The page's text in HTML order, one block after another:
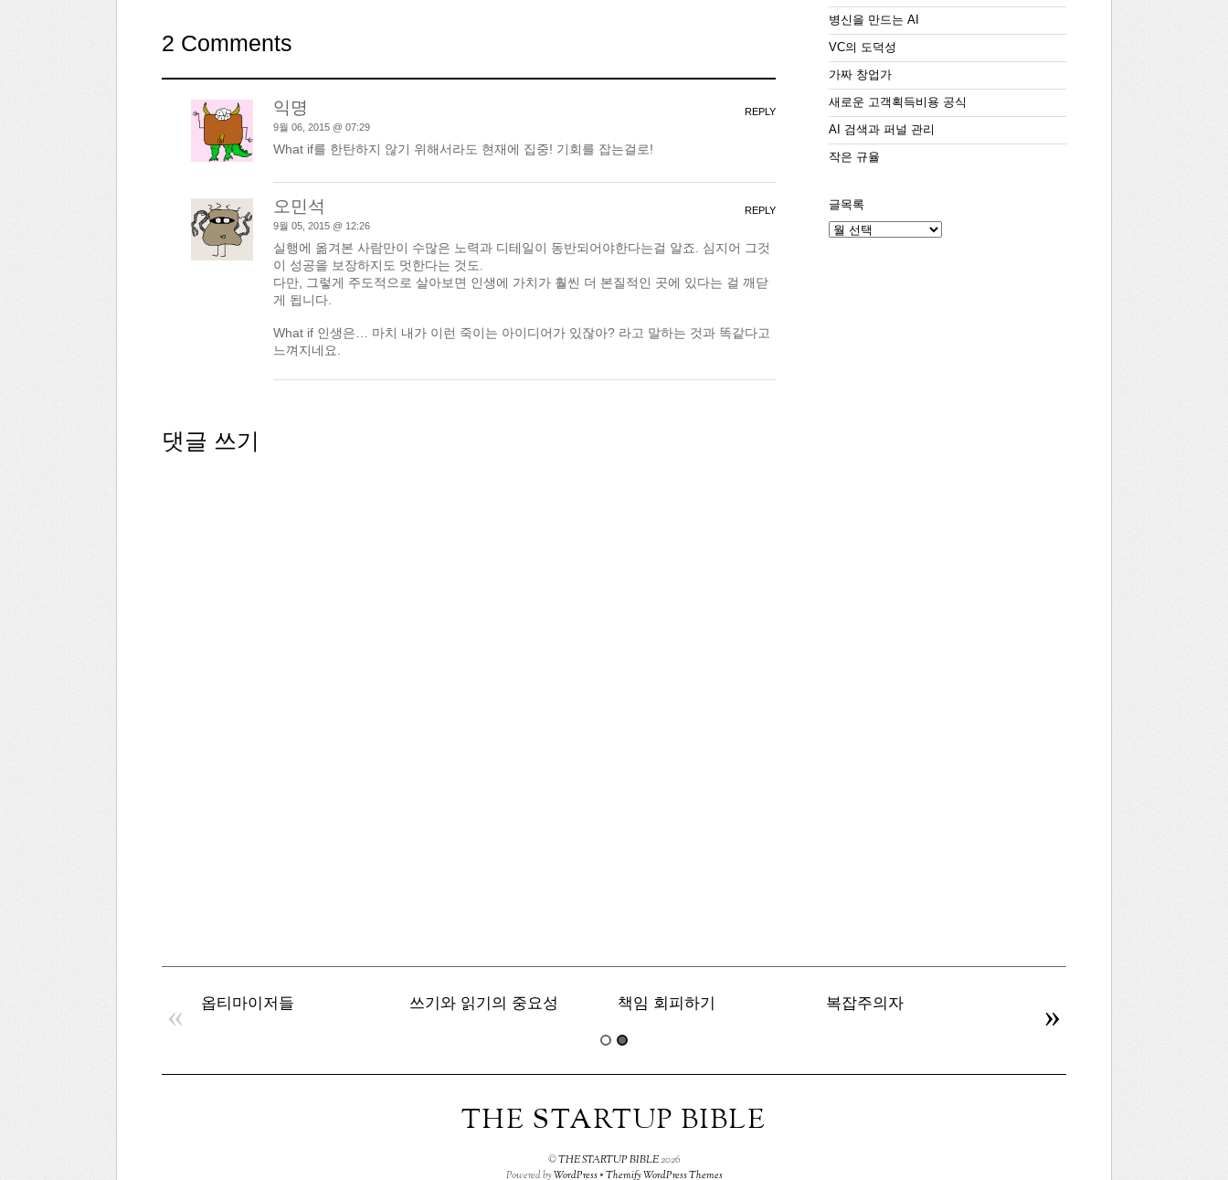
2 Comments
익명
9월 06, 2015 @ 07:29
What if를 한탄하지 않기 위해서라도 현재에 집중! 기회를 잡는걸로!
REPLY
오민석
9월 05, 2015 @ 12:26
실행에 옮겨본 사람만이 수많은 노력과 디테일이 동반되어야한다는걸 알죠. 심지어 그것
이 성공을 보장하지도 멋한다는 것도.
다만, 그렇게 주도적으로 살아보면 인생에 가치가 훨씬 더 본질적인 곳에 있다는 걸 깨닫
게 됩니다.
What if 인생은… 마치 내가 이런 죽이는 아이디어가 있잖아? 라고 말하는 것과 똑같다고
느껴지네요.
REPLY
댓글 쓰기
병신을 만드는 AI
VC의 도덕성
가짜 창업가
새로운 고객획득비용 공식
AI 검색과 퍼널 관리
작은 규율
글목록
글
옵티마이저들 쓰기와 읽기의 중요성 책임 회피하기 복잡주의자
« »
THE STARTUP BIBLE
©THE STARTUP BIBLE2026
Powered byWordPress•Themify WordPress Themes